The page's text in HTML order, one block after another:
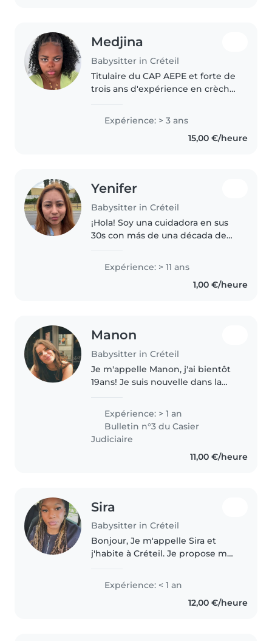
Medjina
Babysitter in Créteil
Titulaire du CAP AEPE et forte de
trois ans d'expérience en crèche,
petite enfance sérieuse,
bienveillante et responsable.
Habituée à m'occuper d'enfants..
Expérience: > 3 ans
15,00 €/heure
Yenifer
Babysitter in Créteil
¡Hola! Soy una cuidadora en sus
30s con más de una década de
niños pequeños y preescolares.
Como madre, entiendo las
necesidades de los niños y me
Expérience: > 11 ans
1,00 €/heure
Manon
Babysitter in Créteil
Je m'appelle Manon, j'ai bientôt
19ans! Je suis nouvelle dans la
enfants quand vous en avez le
besoin! J'aime chanter,..
Expérience: > 1 an
Bulletin n°3 du Casier
Judiciaire
11,00 €/heure
Sira
Babysitter in Créteil
Bonjour, Je m'appelle Sira et
j'habite à Créteil. Je propose mes
garder vos enfants dans la
bonne humeur et la
Expérience: < 1 an
12,00 €/heure